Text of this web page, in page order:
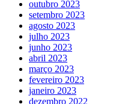
outubro 2023
setembro 2023
agosto 2023
julho 2023
junho 2023
abril 2023
março 2023
fevereiro 2023
janeiro 2023
dezembro 2022